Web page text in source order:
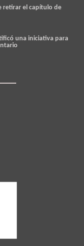
retirar el capítulo de
una iniciativa para